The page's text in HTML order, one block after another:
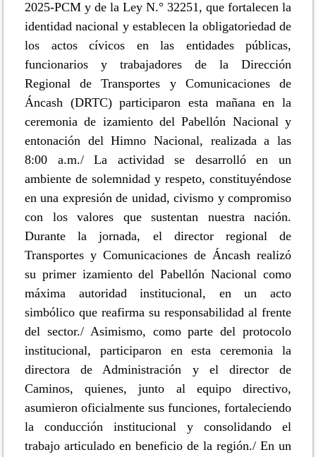
2025-PCM y de la Ley N.° 32251, que fortalecen la
identidad nacional y establecen la obligatoriedad de
los actos cívicos en las entidades públicas,
funcionarios y trabajadores de la Dirección
Regional de Transportes y Comunicaciones de
Áncash (DRTC) participaron esta mañana en la
ceremonia de izamiento del Pabellón Nacional y
entonación del Himno Nacional, realizada a las
8:00 a.m./ La actividad se desarrolló en un
ambiente de solemnidad y respeto, constituyéndose
en una expresión de unidad, civismo y compromiso
con los valores que sustentan nuestra nación.
Durante la jornada, el director regional de
Transportes y Comunicaciones de Áncash realizó
su primer izamiento del Pabellón Nacional como
máxima autoridad institucional, en un acto
simbólico que reafirma su responsabilidad al frente
del sector./ Asimismo, como parte del protocolo
institucional, participaron en esta ceremonia la
directora de Administración y el director de
Caminos, quienes, junto al equipo directivo,
asumieron oficialmente sus funciones, fortaleciendo
la conducción institucional y consolidando el
trabajo articulado en beneficio de la región./ En un